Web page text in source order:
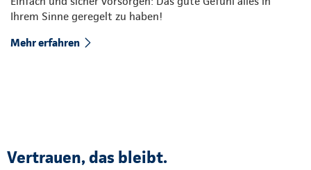
Ihrem Sinne geregelt zu haben!
Mehr erfahren
Vertrauen, das bleibt.